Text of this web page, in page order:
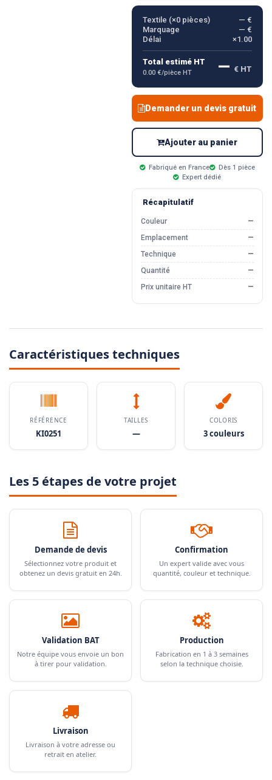
Textile (×0pièces)
— €
Marquage
— €
Délai
×1.00
Total estimé HT
0.00 €/pièce HT — € HT
Demander un devis gratuit
Ajouter au panier
Fabriqué en France
Dès 1 pièce
Expert dédié
Récapitulatif
Couleur
—
Emplacement
—
Technique
—
Quantité
—
Prix unitaire HT
—
Caractéristiques techniques
RÉFÉRENCE
KI0251
TAILLES
—
COLORIS
3 couleurs
Les 5 étapes de votre projet
Demande de devis
Sélectionnez votre produit et
obtenez un devis gratuit en 24h.
Confirmation
Un expert valide avec vous
quantité, couleur et technique.
Validation BAT
Notre équipe vous envoie un bon
à tirer pour validation.
Production
Fabrication en 1 à 3 semaines
selon la technique choisie.
Livraison
Livraison à votre adresse ou
retrait en atelier.